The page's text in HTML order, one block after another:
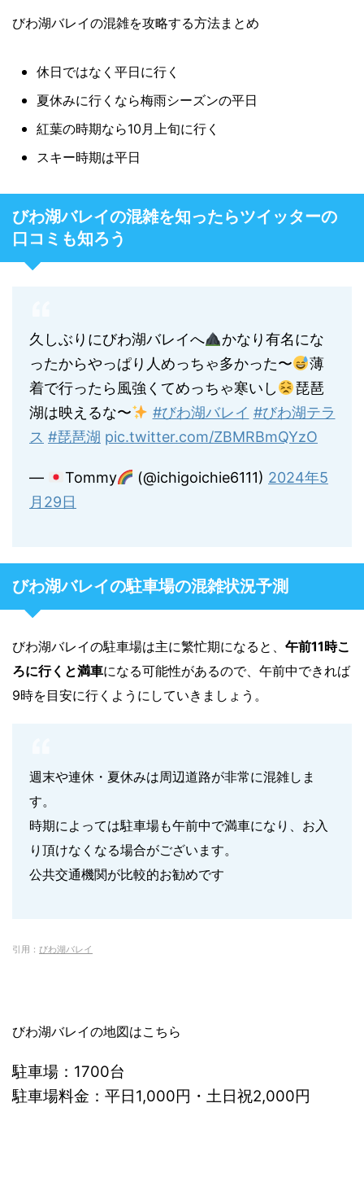
びわ湖バレイの混雑を攻略する方法まとめ
休日ではなく平日に行く
夏休みに行くなら梅雨シーズンの平日
紅葉の時期なら10月上旬に行く
スキー時期は平日
びわ湖バレイの混雑を知ったらツイッターの
口コミも知ろう
久しぶりにびわ湖バレイへ
かなり有名にな
ったからやっぱり人めっちゃ多かった〜
薄
着で行ったら風強くてめっちゃ寒いし
琵琶
湖は映えるな〜
#びわ湖バレイ #びわ湖テラ
ス #琵琶湖 pic.twitter.com/ZBMRBmQYzO
— Tommy (@ichigoichie6111) 2024年5
月29日
びわ湖バレイの駐車場の混雑状況予測
びわ湖バレイの駐車場は主に繁忙期になると、 午前11時こ
ろに行くと満車になる可能性があるので、午前中できれば
9時を目安に行くようにしていきましょう。
週末や連休・夏休みは周辺道路が非常に混雑しま
す。
時期によっては駐車場も午前中で満車になり、お入
り頂けなくなる場合がございます。
公共交通機関が比較的お勧めです
引用： びわ湖バレイ
びわ湖バレイの地図はこちら
駐車場：1700台
駐車場料金：平日1,000円・土日祝2,000円